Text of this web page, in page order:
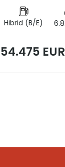
Hibrid (B/E)
54.475 EUR